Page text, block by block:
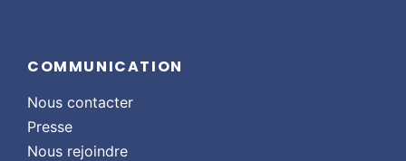
COMMUNICATION
Nous contacter
Presse
Nous rejoindre